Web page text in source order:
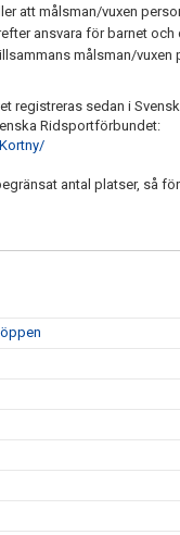
att målsman/vuxen
ansvara för barnet
målsman/vuxen
registreras sedan i
Ridsportförbundet:
antal platser, så